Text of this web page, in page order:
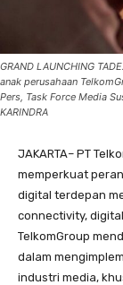
GRAND LAUNCHING
anak perusahaan
Pers, Task Force Media
KARINDRA
JAKARTA– PT
memperkuat
digital terdepan
connectivity,
TelkomGroup
dalam
industri media,